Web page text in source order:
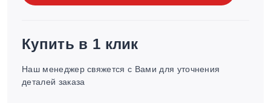
Купить в 1 клик
Наш менеджер свяжется с Вами для уточнения
деталей заказа